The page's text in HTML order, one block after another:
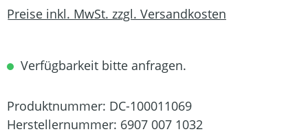
Preise inkl. MwSt. zzgl. Versandkosten
Verfügbarkeit bitte anfragen.
Produktnummer: DC-100011069
Herstellernummer: 6907 007 1032